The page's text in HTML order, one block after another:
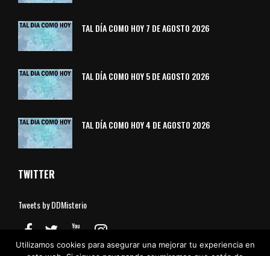
TAL DÍA COMO HOY 7 DE AGOSTO 2026
TAL DÍA COMO HOY 5 DE AGOSTO 2026
TAL DÍA COMO HOY 4 DE AGOSTO 2026
TWITTER
Tweets by DDMisterio
Utilizamos cookies para asegurar una mejorar tu experiencia en